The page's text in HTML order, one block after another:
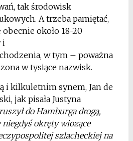
tak środowisk
A trzeba pamiętać,
około 18-20
i
w tym – poważna
w tysiące nazwisk.
i kilkuletnim synem, Jan de
jak pisała Justyna
do Hamburga drogą,
okręty wiozące
szlacheckiej na